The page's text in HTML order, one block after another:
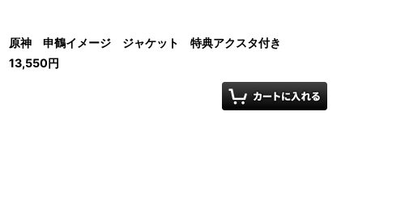
原神 申鶴イメージ ジャケット 特典アクスタ付き
13,550円